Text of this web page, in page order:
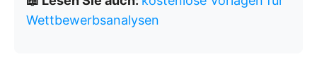
Wettbewerbsanalysen